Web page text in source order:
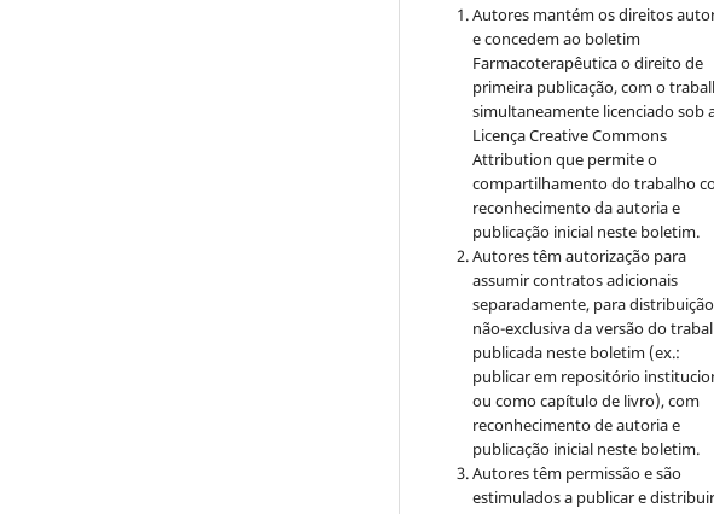
Autores mantém os direitos
e concedem ao boletim
Farmacoterapêutica o direito de
primeira publicação, com o
simultaneamente licenciado sob
Licença Creative Commons
Attribution que permite o
compartilhamento do trabalho
reconhecimento da autoria e
publicação inicial neste boletim.
Autores têm autorização para
assumir contratos adicionais
separadamente, para distribuição
não-exclusiva da versão do
publicada neste boletim (ex.:
publicar em repositório
ou como capítulo de livro), com
reconhecimento de autoria e
publicação inicial neste boletim.
Autores têm permissão e são
estimulados a publicar e distribuir